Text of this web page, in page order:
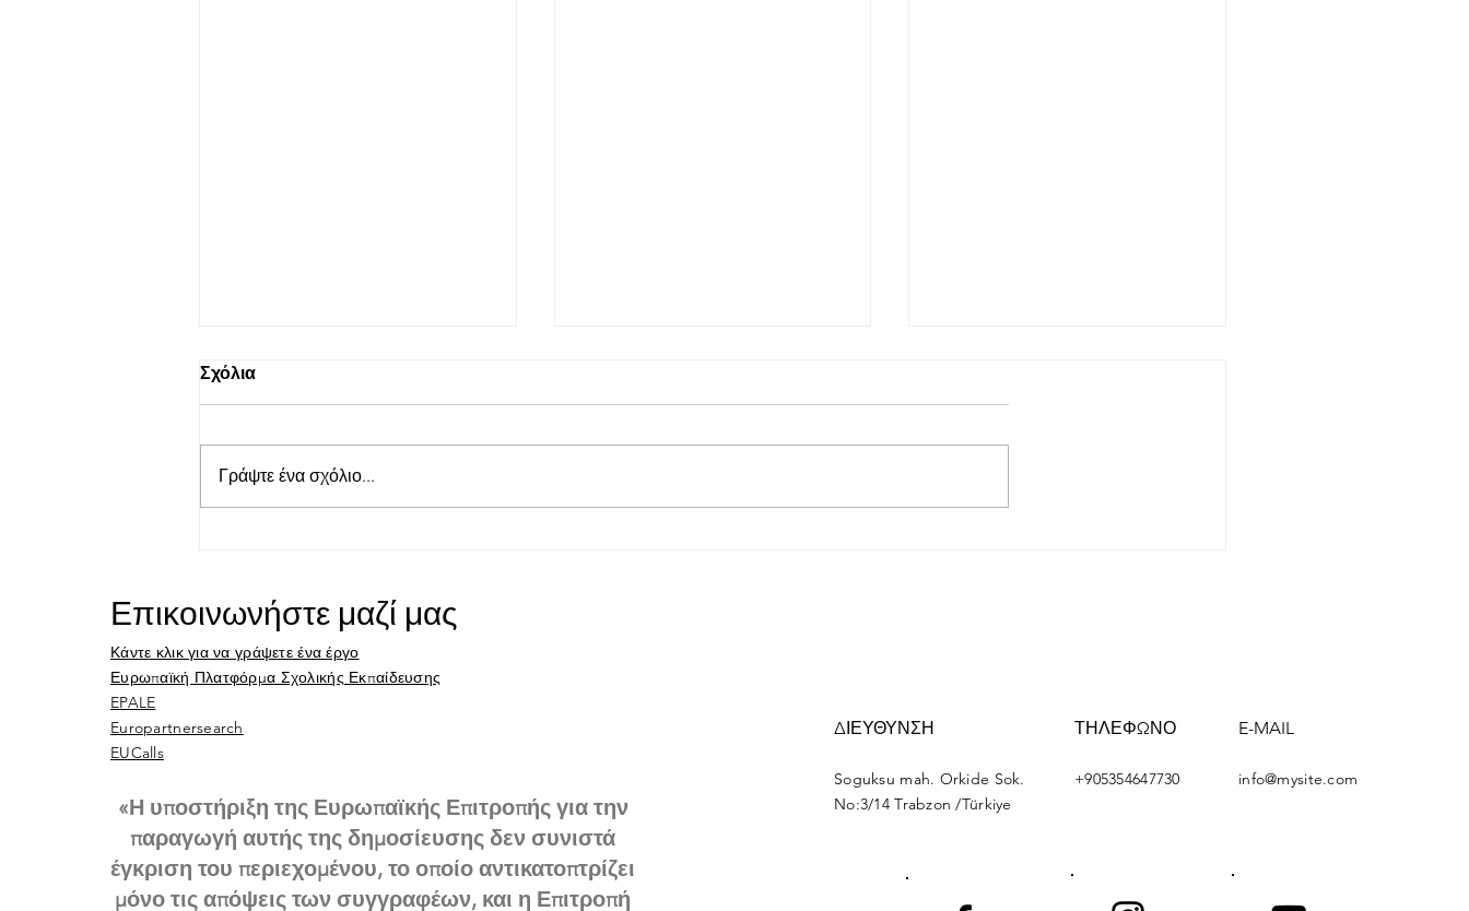
UNEP
Σχόλια
Γράψτε ένα σχόλιο...
Επικοινωνήστε μαζί μας
Κάντε κλικ για να γράψετε ένα έργο
Ευρωπαϊκή Πλατφόρμα Σχολικής Εκπαίδευσης
EPALE
Europartnersearch
EUCalls
«Η υποστήριξη της Ευρωπαϊκής Επιτροπής για την
παραγωγή αυτής της δημοσίευσης δεν συνιστά
έγκριση του περιεχομένου, το οποίο αντικατοπτρίζει
μόνο τις απόψεις των συγγραφέων, και η Επιτροπή
ΔΙΕΥΘΥΝΣΗ
Soguksu mah. Orkide Sok.
No:3/14 Trabzon /Türkiye
ΤΗΛΕΦΩΝΟ
+905354647730
E-MAIL
info@mysite.com